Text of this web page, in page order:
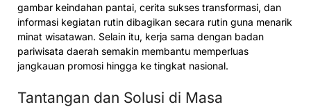
gambar keindahan pantai, cerita sukses transformasi, dan
informasi kegiatan rutin dibagikan secara rutin guna menarik
minat wisatawan. Selain itu, kerja sama dengan badan
pariwisata daerah semakin membantu memperluas
jangkauan promosi hingga ke tingkat nasional.
Tantangan dan Solusi di Masa